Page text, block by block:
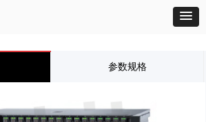
参数规格